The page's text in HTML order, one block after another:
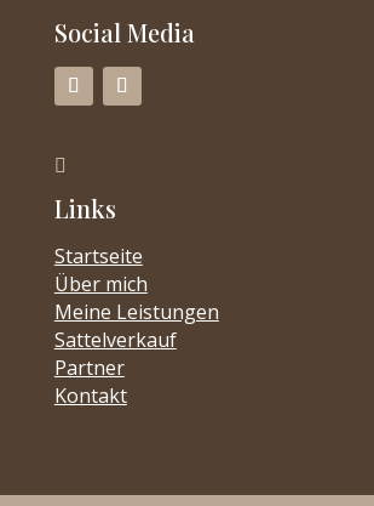
Social Media

Links
Startseite
Über mich
Meine Leistungen
Sattelverkauf
Partner
Kontakt